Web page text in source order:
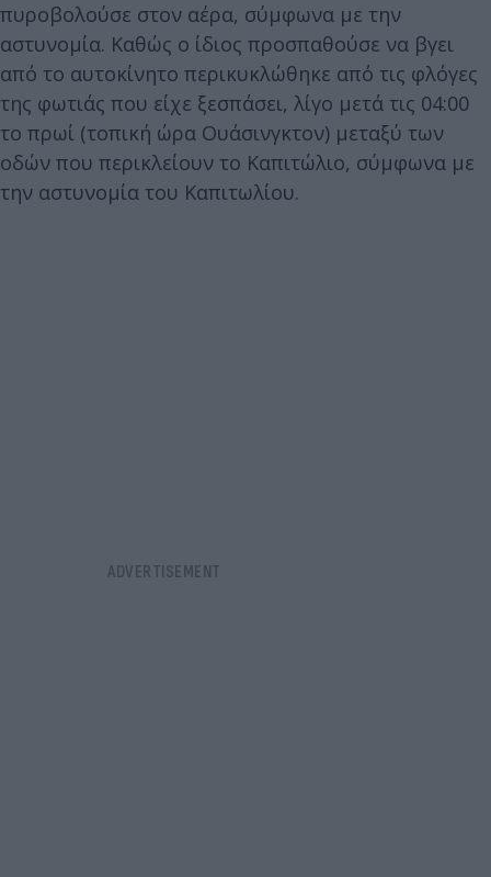
πυροβολούσε στον αέρα, σύμφωνα με την
αστυνομία. Καθώς ο ίδιος προσπαθούσε να βγει
από το αυτοκίνητο περικυκλώθηκε από τις φλόγες
της φωτιάς που είχε ξεσπάσει, λίγο μετά τις 04:00
το πρωί (τοπική ώρα Ουάσινγκτον) μεταξύ των
οδών που περικλείουν το Καπιτώλιο, σύμφωνα με
την αστυνομία του Καπιτωλίου.